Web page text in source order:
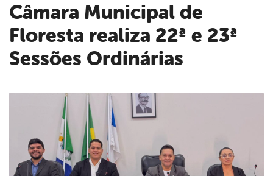
Câmara Municipal de
Floresta realiza 22ª e 23ª
Sessões Ordinárias